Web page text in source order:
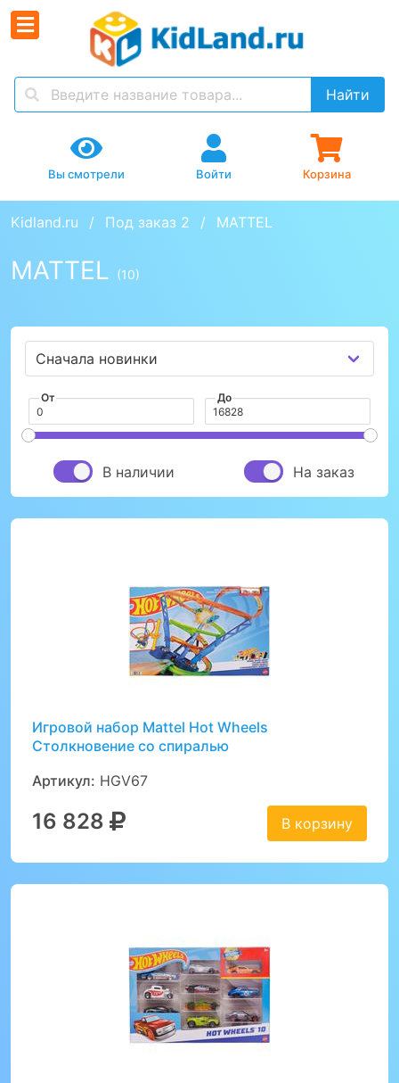
Найти
Вы смотрели Войти Корзина
Kidland.ru Под заказ 2 MATTEL
MATTEL (10)
От До
В наличии На заказ
Игровой набор Mattel Hot Wheels
Столкновение со спиралью
Артикул: HGV67
16 828 В корзину